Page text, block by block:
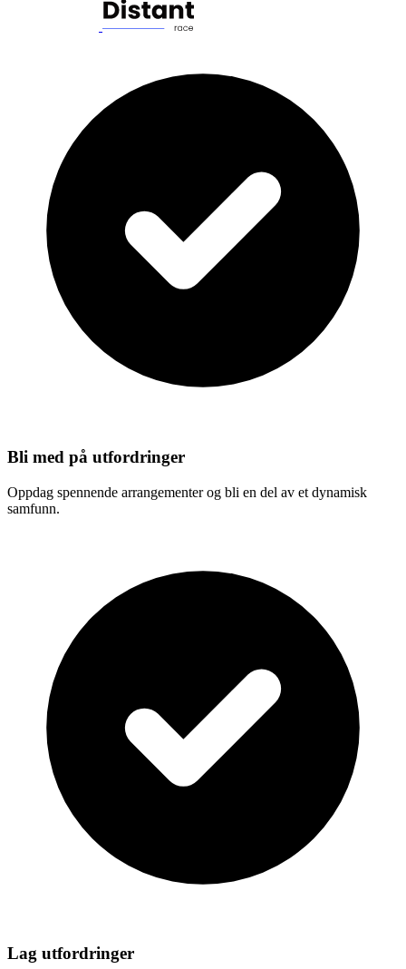
Bli med på utfordringer
Oppdag spennende arrangementer og bli en del av et dynamisk
samfunn.
Lag utfordringer